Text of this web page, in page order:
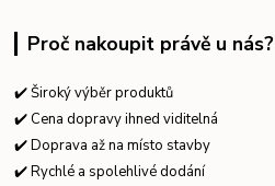
Proč nakoupit právě u nás?
✔️ Široký výběr produktů
✔️ Cena dopravy ihned viditelná
✔️ Doprava až na místo stavby
✔️ Rychlé a spolehlivé dodání